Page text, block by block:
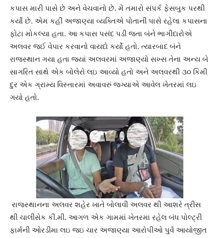
કપાસ મારી પાસે છે અને વેચવાનો છે. મેં તમારો સંપર્ક ફેસબુક પરથી
કર્યો છે. એમ કહી અજાણ્યા વ્યક્તિએ પોતાની પાસે રહેલા કપાસના
ફોટા મોકલ્યા હતા. આ કપાસ પસંદ પડી જતા બંને ભાગીદારોએ
અલવર જઈ વેપાર કરવાનો વાયદો કર્યો હતો. ત્યારબાદ બંને
રાજસ્થાન ગયા હતા જ્યાં અલવરમાં અજાણ્યો સખ્સ તેના અન્ય બે
સાગરિત સાથે એક બોલેરો લઇ આવ્યો હતો અને અલવરથી ૩૦ કિમી
દુર એક ગ્રામ્ય વિસ્તારમાં અવાવરું જગ્યાએ આવેલ ખેતરમાં લઇ
ગયો હતો.
રાજસ્થાનના અલવર શહેર ખાતે બોલાવી અલવર થી આશરે ત્રીસ
થી ચાલીસેક કી.મી. આગળ એક ગામમાં ખેતરમા રહેલ બંધ પોલ્ટ્રી
ફાર્મની ઓરડીમા લઇ જઇ ચાર અજાણ્યા આરોપીઓ પુર્વ આયોજીત